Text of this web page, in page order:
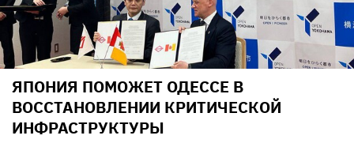
ЯПОНИЯ ПОМОЖЕТ ОДЕССЕ В
ВОССТАНОВЛЕНИИ КРИТИЧЕСКОЙ
ИНФРАСТРУКТУРЫ